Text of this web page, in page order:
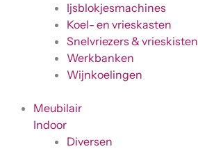
Ijsblokjesmachines
Koel- en vrieskasten
Snelvriezers & vrieskisten
Werkbanken
Wijnkoelingen
Meubilair
Indoor
Diversen